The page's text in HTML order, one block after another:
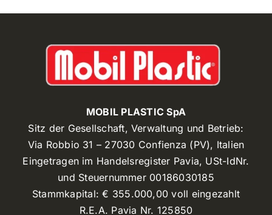
MOBIL PLASTIC SpA
Sitz der Gesellschaft, Verwaltung und Betrieb:
Via Robbio 31 – 27030 Confienza (PV), Italien
Eingetragen im Handelsregister Pavia, USt-IdNr.
und Steuernummer 00186030185
Stammkapital: € 355.000,00 voll eingezahlt
R.E.A. Pavia Nr. 125850